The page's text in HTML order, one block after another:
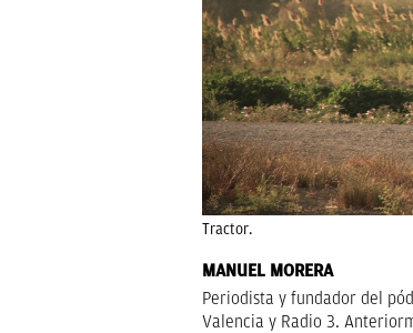
Tractor.
MANUEL MORERA
Periodista y fundador del
Valencia y Radio 3.